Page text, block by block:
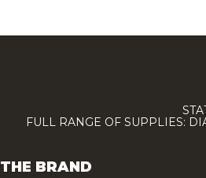
FULL RANGE OF SUPPLIES:
THE BRAND